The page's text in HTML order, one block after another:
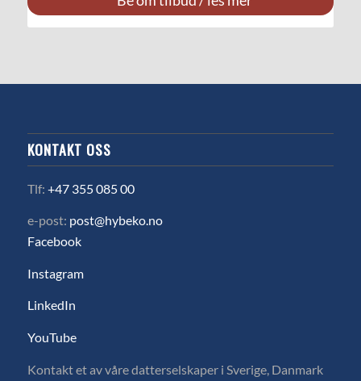
KONTAKT OSS
Tlf: +47 355 085 00
e-post: post@hybeko.no
Facebook
Instagram
LinkedIn
YouTube
Kontakt et av våre datterselskaper i Sverige, Danmark